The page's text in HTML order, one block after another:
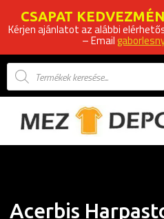
CSAPAT
Kérjen ajánlatot az alábbi
– Email
Products
search
Acerbis